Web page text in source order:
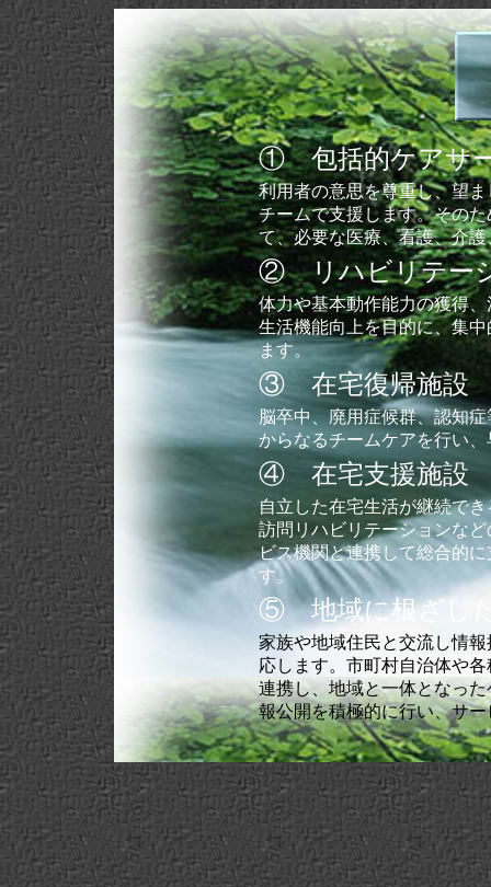
① 包括的ケアサ
利用者の意思を尊重し、望
チームで支援します。その
て、必要な医療、看護、介
② リハビリテー
体力や基本動作能力の獲得
生活機能向上を目的に、集
ます。
③ 在宅復帰施設
脳卒中、廃用症候群、認知
からなるチームケアを行い
④ 在宅支援施設
自立した在宅生活が継続で
訪問リハビリテーションな
ビス機関と連携して総合的
す。
⑤ 地域に根ざし
家族や地域住民と交流し情
応します。市町村自治体や
連携し、地域と一体となっ
報公開を積極的に行い、サ